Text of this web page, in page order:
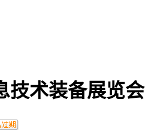
技术装备展览会